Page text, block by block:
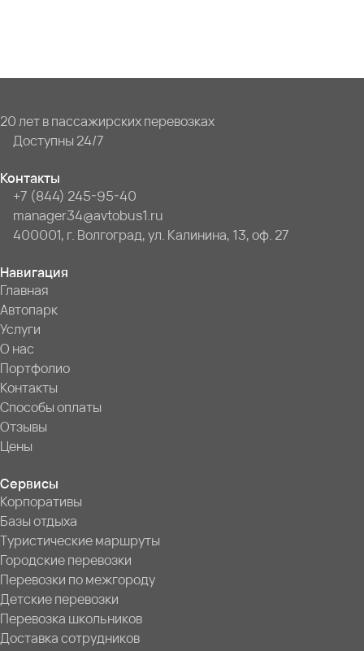
20 лет в пассажирских перевозках
Доступны 24/7
Контакты
+7 (844) 245-95-40
manager34@avtobus1.ru
400001, г. Волгоград, ул. Калинина, 13, оф. 27
Навигация
Главная
Автопарк
Услуги
О нас
Портфолио
Контакты
Способы оплаты
Отзывы
Цены
Сервисы
Корпоративы
Базы отдыха
Туристические маршруты
Городские перевозки
Перевозки по межгороду
Детские перевозки
Перевозка школьников
Доставка сотрудников